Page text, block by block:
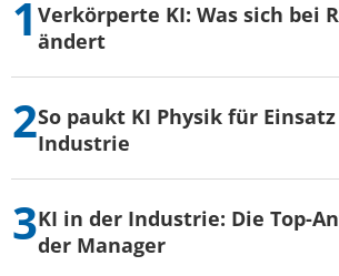
Verkörperte KI: Was sich bei
ändert
So paukt KI Physik für
Industrie
KI in der Industrie: Die Top-
der Manager